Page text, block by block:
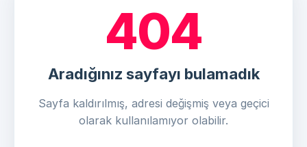
404
Aradığınız sayfayı bulamadık
Sayfa kaldırılmış, adresi değişmiş veya geçici
olarak kullanılamıyor olabilir.